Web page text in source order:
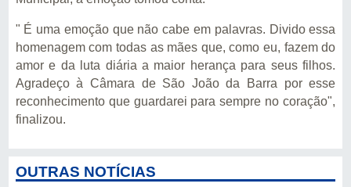
" É uma emoção que não cabe em palavras. Divido essa
homenagem com todas as mães que, como eu, fazem do
amor e da luta diária a maior herança para seus filhos.
Agradeço à Câmara de São João da Barra por esse
reconhecimento que guardarei para sempre no coração",
finalizou.
OUTRAS NOTÍCIAS